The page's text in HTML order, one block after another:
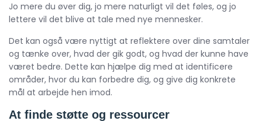
Jo mere du øver dig, jo mere naturligt vil det føles, og jo
lettere vil det blive at tale med nye mennesker.
Det kan også være nyttigt at reflektere over dine samtaler
og tænke over, hvad der gik godt, og hvad der kunne have
været bedre. Dette kan hjælpe dig med at identificere
områder, hvor du kan forbedre dig, og give dig konkrete
mål at arbejde hen imod.
At finde støtte og ressourcer